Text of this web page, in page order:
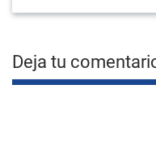
Deja tu